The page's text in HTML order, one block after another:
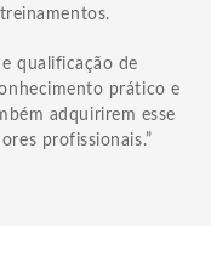
qualificação de
prático e
adquirirem esse
profissionais.”